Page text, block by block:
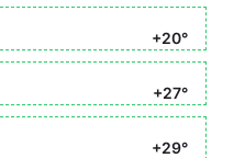
+20°
+27°
+29°